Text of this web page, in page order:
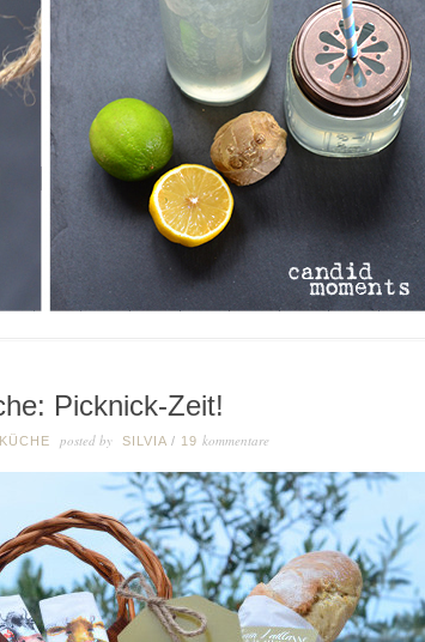
Picknick-Zeit!
posted by SILVIA / 19 kommentare